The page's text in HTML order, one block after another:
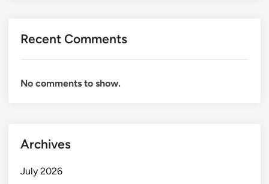
Recent Comments
No comments to show.
Archives
July 2026